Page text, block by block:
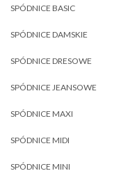
SPÓDNICE BASIC
SPÓDNICE DAMSKIE
SPÓDNICE DRESOWE
SPÓDNICE JEANSOWE
SPÓDNICE MAXI
SPÓDNICE MIDI
SPÓDNICE MINI